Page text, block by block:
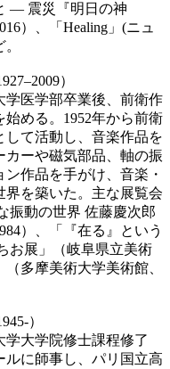
― 震災『明日の神
）、「Healing」(ニュ
）
学医学部卒業後、前衛作
める。1952年から前衛
て活動し、音楽作品を
カーや磁気部品、軸の振
作品を手がけ、音楽・
を築いた。主な展覧会
振動の世界 佐藤慶次郎
）、「『在る』という
お展」（岐阜県立美術
多摩美術大学美術館、
）
学大学院修士課程修了
に師事し、パリ国立高